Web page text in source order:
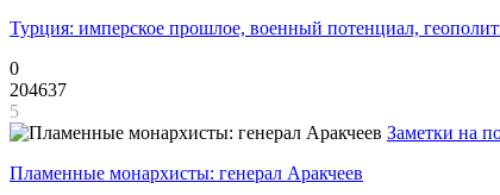
Турция: имперское прошлое, военный потенциал,
0
204637
5
Заметки на
Пламенные монархисты: генерал Аракчеев